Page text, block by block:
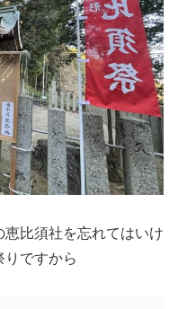
比須社を忘れてはいけ
りですから